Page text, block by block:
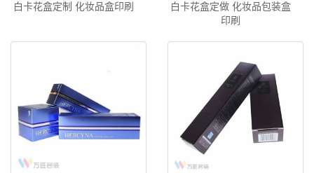
白卡花盒定制 化妆品盒印刷
白卡花盒定做 化妆品包装盒
印刷